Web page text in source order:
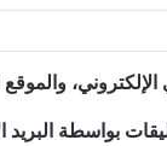
بواسطة البريد